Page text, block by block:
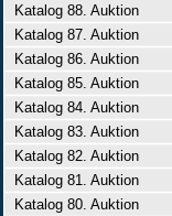
Katalog 88. Auktion
Katalog 87. Auktion
Katalog 86. Auktion
Katalog 85. Auktion
Katalog 84. Auktion
Katalog 83. Auktion
Katalog 82. Auktion
Katalog 81. Auktion
Katalog 80. Auktion